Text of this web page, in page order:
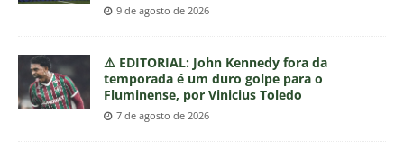
9 de agosto de 2026
⚠️ EDITORIAL: John Kennedy fora da
temporada é um duro golpe para o
Fluminense, por Vinicius Toledo
7 de agosto de 2026